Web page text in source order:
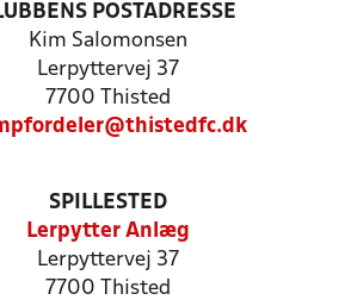
POSTADRESSE
Kim Salomonsen
Lerpyttervej 37
7700 Thisted
SPILLESTED
Lerpytter Anlæg
Lerpyttervej 37
7700 Thisted